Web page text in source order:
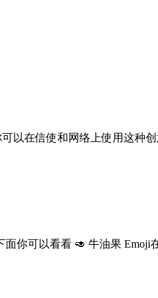
以在信使和网络上使用这种创
你可以看看 🥑 牛油果 Emoji